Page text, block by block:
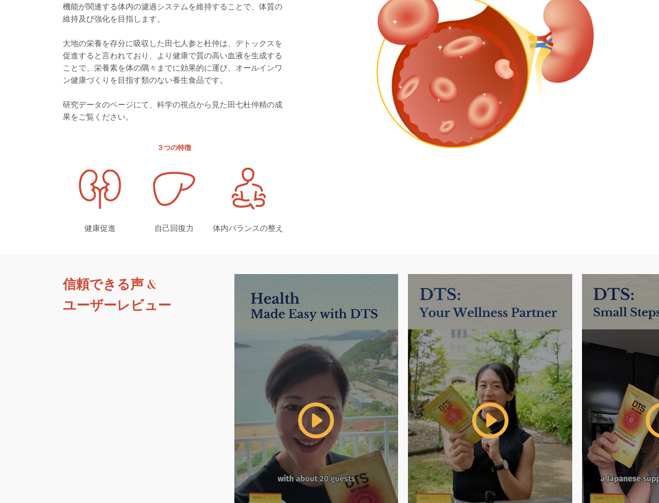
機能が関連する体内の濾過システムを維持することで、体質の
維持及び強化を目指します。
大地の栄養を存分に吸収した田七人参と杜仲は、デトックスを
促進すると言われており、より健康で質の高い血液を生成する
ことで、栄養素を体の隅々までに効果的に運び、オールインワ
ン健康づくりを目指す類のない養生食品です。
研究データのページにて、科学の視点から見た田七杜仲精の成
果をご覧ください。
３つの特徴
健康促進 自己回復力 体内バランスの整え
信頼できる声 &
ユーザーレビュー